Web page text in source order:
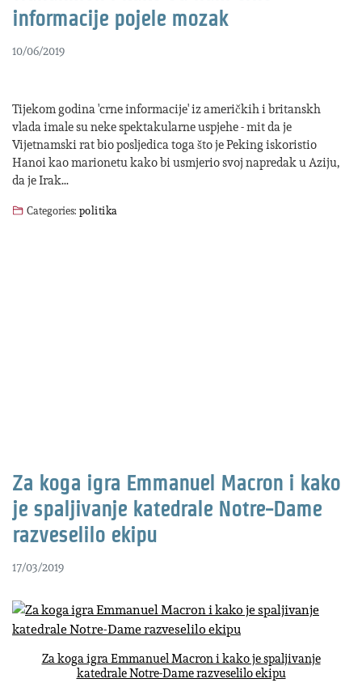
informacije pojele mozak
10/06/2019
Tijekom godina 'crne informacije' iz američkih i britanskh
vlada imale su neke spektakularne uspjehe - mit da je
Vijetnamski rat bio posljedica toga što je Peking iskoristio
Hanoi kao marionetu kako bi usmjerio svoj napredak u Aziju,
da je Irak…
Categories:politika
Za koga igra Emmanuel Macron i kako
je spaljivanje katedrale Notre-Dame
razveselilo ekipu
17/03/2019
Za koga igra Emmanuel Macron i kako je spaljivanje
katedrale Notre-Dame razveselilo ekipu